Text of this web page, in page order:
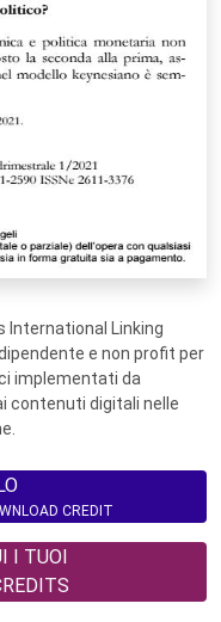
International Linking
e non profit per
implementati da
contenuti digitali nelle
CREDIT
I TUOI